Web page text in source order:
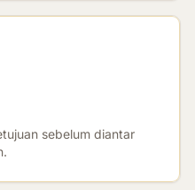
sebelum diantar